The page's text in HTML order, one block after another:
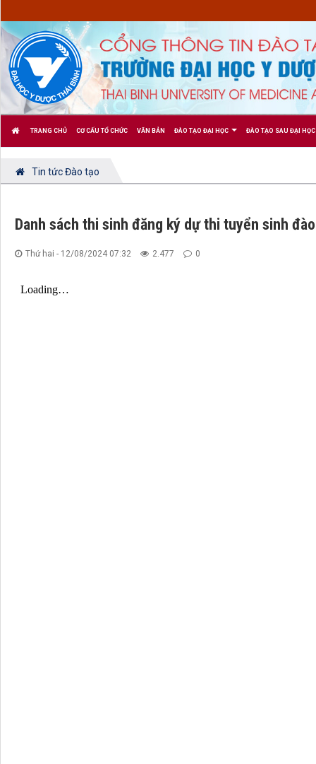
TRANG CHỦ CƠ CẤU TỔ CHỨC VĂN BẢN ĐÀO TẠO ĐẠI HỌC ĐÀO TẠO SAU ĐẠI HỌC
Tin tức Đào tạo
Danh sách thi sinh đăng ký dự thi tuyển sinh
Thứ hai - 12/08/2024 07:32 2.477 0